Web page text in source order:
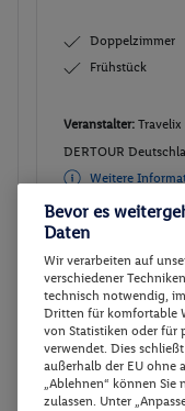
Doppelzimmer
Frühstück
Veranstalter:
DERTOUR
Weitere
Buchen
15.09. -
Ab/ bis Wien
Doppelzimmer
Bevor es
Daten
Wir verarbeiten auf
verschiedener
technisch notwendig,
Dritten für komfortable
von Statistiken oder für
verwendet. Dies
außerhalb der EU ohne
„Ablehnen“ können Sie
zulassen. Unter